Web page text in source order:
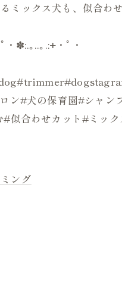
ミックス犬も、似合
・✽:.｡..｡.:+・ﾟ・
ン#犬の保育園#シャ
似合わせカット#ミッ
ング